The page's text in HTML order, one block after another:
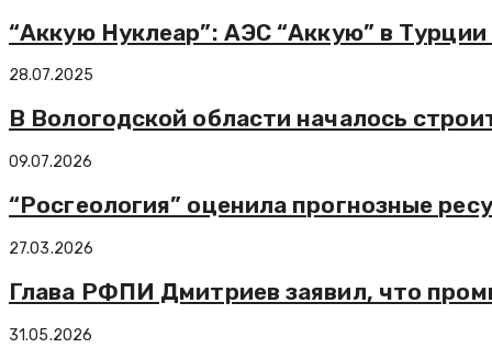
“Аккую Нуклеар”: АЭС “Аккую” в
28.07.2025
В Вологодской области началось
09.07.2026
“Росгеология” оценила прогнозные
27.03.2026
Глава РФПИ Дмитриев заявил, что
31.05.2026